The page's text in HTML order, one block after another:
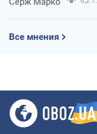
Все мнения